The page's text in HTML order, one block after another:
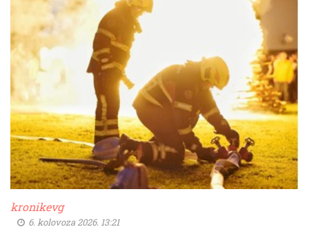
kronikevg
6. kolovoza 2026. 13:21